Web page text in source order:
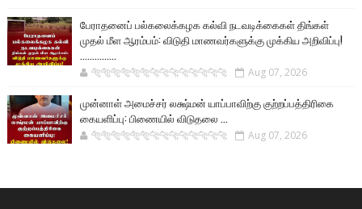
பேராதனைப் பல்கலைக்கழக கல்வி நடவடிக்கைகள் திங்கள்
முதல் மீள ஆரம்பம்: விடுதி மாணவர்களுக்கு முக்கிய அறிவிப்பு!
...............
🐅🐅🐅🐅🐅🐅🐆🐆🐆🐆🐆🐆🐆🐆 Aug 07, 2026
முன்னாள் அமைச்சர் லக்ஷ்மன் யாப்பாவிற்கு குற்றப்பத்திரிகை
கையளிப்பு: பிணையில் விடுதலை ...
🐅🐅🐅🐅🐅🐅🐆🐆🐆🐆🐆🐆🐆🐆 Aug 07, 2026